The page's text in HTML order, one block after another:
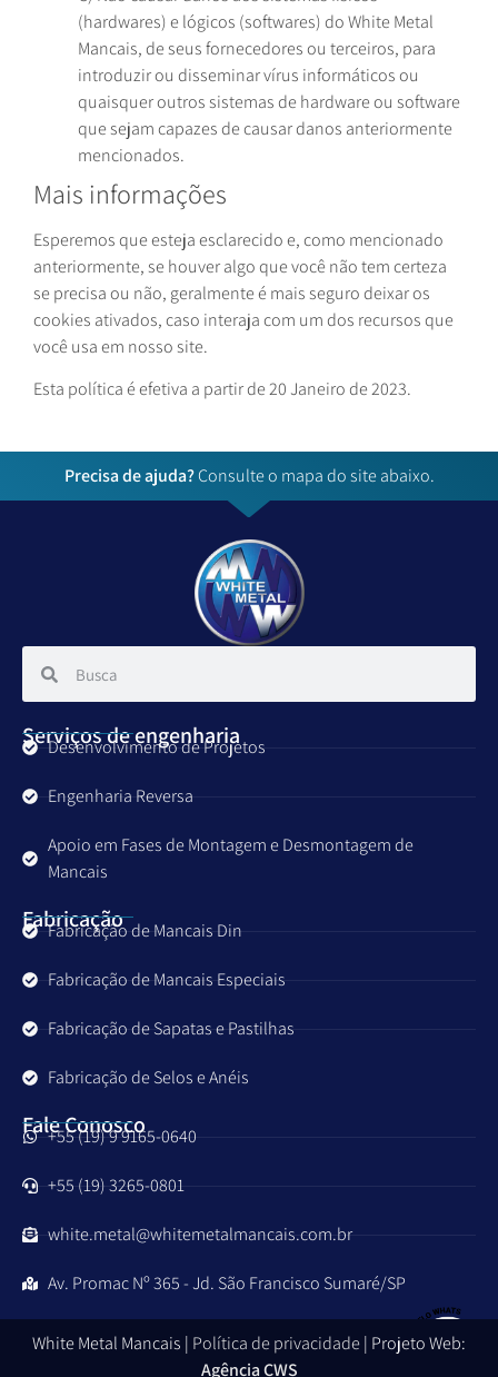
(hardwares) e lógicos (softwares) do White Metal
Mancais, de seus fornecedores ou terceiros, para
introduzir ou disseminar vírus informáticos ou
quaisquer outros sistemas de hardware ou software
que sejam capazes de causar danos anteriormente
mencionados.
Mais informações
Esperemos que esteja esclarecido e, como mencionado
anteriormente, se houver algo que você não tem certeza
se precisa ou não, geralmente é mais seguro deixar os
cookies ativados, caso interaja com um dos recursos que
você usa em nosso site.
Esta política é efetiva a partir de 20 Janeiro de 2023.
Precisa de ajuda?Consulte o mapa do site abaixo.
Serviços de engenharia
Desenvolvimento de Projetos
Engenharia Reversa
Apoio em Fases de Montagem e Desmontagem de
Mancais
Fabricação
Fabricação de Mancais Din
Fabricação de Mancais Especiais
Fabricação de Sapatas e Pastilhas
Fabricação de Selos e Anéis
Fale Conosco
+55 (19) 9 9165-0640
+55 (19) 3265-0801
white.metal@whitemetalmancais.com.br
Av. Promac Nº 365 - Jd. São Francisco Sumaré/SP
White Metal Mancais | Política de privacidade| Projeto Web:
Agência CWS